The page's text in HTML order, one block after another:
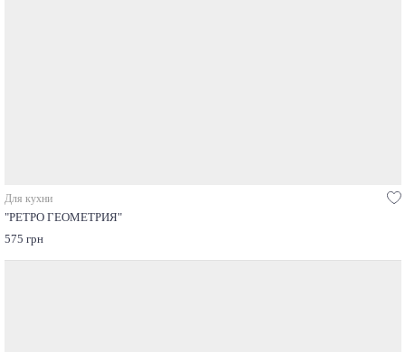
Для кухни
"РЕТРО ГЕОМЕТРИЯ"
575 грн